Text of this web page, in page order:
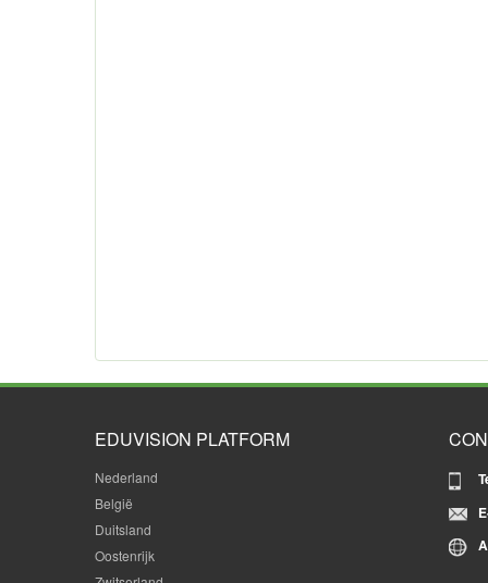
EDUVISION PLATFORM
Nederland
België
Duitsland
Oostenrijk